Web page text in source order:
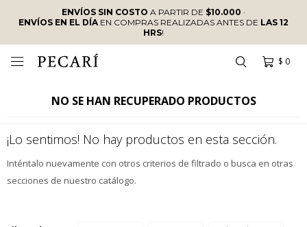
ENVÍOS SIN COSTO A PARTIR DE $10.000 ·
ENVÍOS EN EL DÍAEN COMPRAS REALIZADAS ANTES DE LAS 12
HRS!
$ 0

NO SE HAN RECUPERADO PRODUCTOS
¡Lo sentimos! No hay productos en esta sección.
Inténtalo nuevamente con otros criterios de filtrado o busca en otras
secciones de nuestro catálogo.